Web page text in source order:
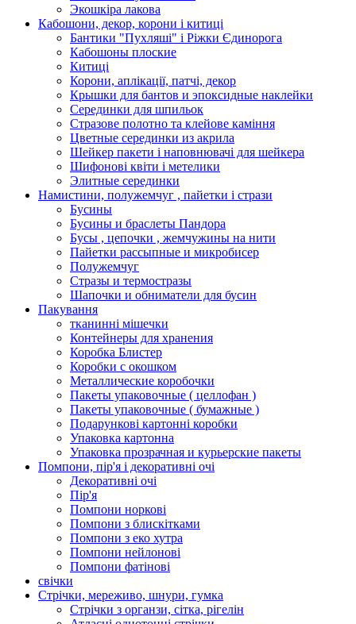
Экошкiра лакова
Кабошони, декор, корони і китиці
Бантики "Пухляші" і Ріжки Єдинорога
Кабошоны плоские
Китиці
Корони, аплікації, патчі, декор
Крышки для бантов и эпоксидные наклейки
Серединки для шпильок
Стразове полотно та клейове каміння
Цветные серединки из акрила
Шейкер пакети і наповнювачі для шейкера
Шифонові квіти і метелики
Элитные серединки
Намистини, полужемчуг , пайетки і стрази
Бусины
Бусины и браслеты Пандора
Бусы , цепочки , жемчужины на нити
Пайетки рассыпные и микробисер
Полужемчуг
Стразы и термостразы
Шапочки и обниматели для бусин
Пакування
тканинні мішечки
Контейнеры для хранения
Коробка Блистер
Коробки с окошком
Металлические коробочки
Пакеты упаковочные ( целлофан )
Пакеты упаковочные ( бумажные )
Подарункові картонні коробки
Упаковка картонна
Упаковка прозрачная и курьерские пакеты
Помпони, пір'я і декоративні очі
Декоративні очі
Пір'я
Помпони норкові
Помпони з блискітками
Помпони з еко хутра
Помпони нейлонові
Помпони фатінові
свічки
Стрічки, мереживо, шнури, гумка
Стрічки з органзи, сітка, рігелін